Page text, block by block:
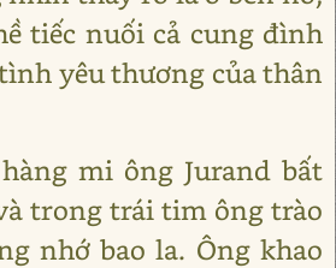
tiếc nuối cả cung đình
yêu thương của thân
mi ông Jurand bất
trong trái tim ông trào
nhớ bao la. Ông khao